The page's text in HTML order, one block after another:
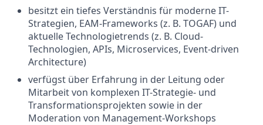
besitzt ein tiefes Verständnis für moderne IT-
Strategien, EAM-Frameworks (z. B. TOGAF) und
aktuelle Technologietrends (z. B. Cloud-
Technologien, APIs, Microservices, Event-driven
Architecture)
verfügst über Erfahrung in der Leitung oder
Mitarbeit von komplexen IT-Strategie- und
Transformationsprojekten sowie in der
Moderation von Management-Workshops